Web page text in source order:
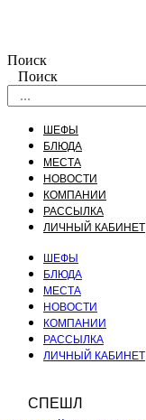
Поиск
Поиск
ШЕФЫ
БЛЮДА
МЕСТА
НОВОСТИ
КОМПАНИИ
РАССЫЛКА
ЛИЧНЫЙ КАБИНЕТ
ШЕФЫ
БЛЮДА
МЕСТА
НОВОСТИ
КОМПАНИИ
РАССЫЛКА
ЛИЧНЫЙ КАБИНЕТ
СПЕШЛ